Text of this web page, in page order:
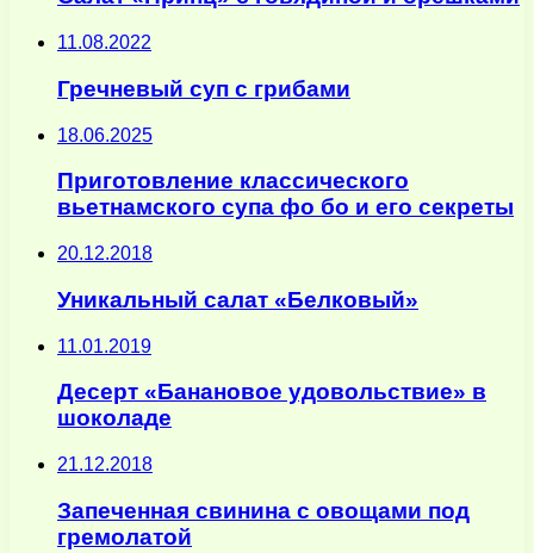
11.08.2022
Гречневый суп с грибами
18.06.2025
Приготовление классического
вьетнамского супа фо бо и его секреты
20.12.2018
Уникальный салат «Белковый»
11.01.2019
Десерт «Банановое удовольствие» в
шоколаде
21.12.2018
Запеченная свинина с овощами под
гремолатой